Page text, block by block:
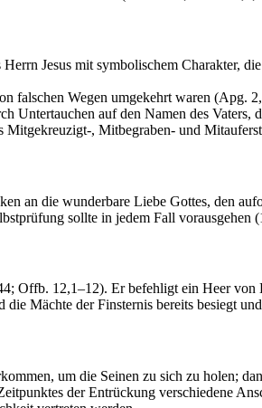
Jesus mit symbolischem Charakter,
falschen Wegen umgekehrt waren
auf den Namen des Vaters,
, Mitbegraben- und
an die wunderbare Liebe Gottes, den
sollte in jedem Fall vorausgehen
Offb. 12,1–12). Er befehligt ein Heer
Mächte der Finsternis bereits besiegt
um die Seinen zu sich zu holen;
der Entrückung verschiedene